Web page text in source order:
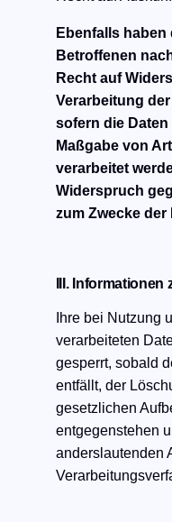
Ebenfalls haben
Betroffenen
Recht auf
Verarbeitung
sofern die
Maßgabe von
verarbeitet
Widerspruch
zum Zwecke
III.
Ihre bei Nutzung
verarbeiteten
gesperrt, sobald
entfällt, der
gesetzlichen
entgegenstehen
anderslautenden